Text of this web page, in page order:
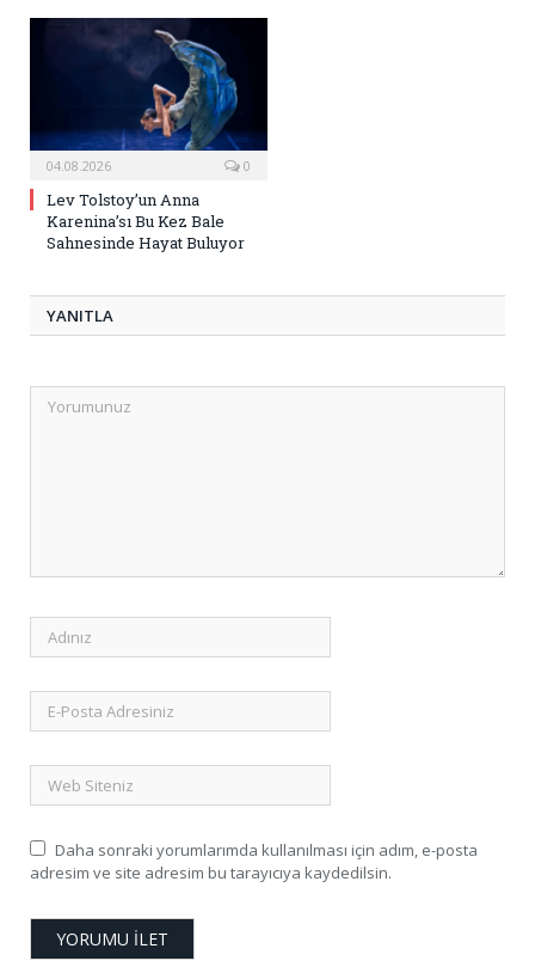
04.08.2026 0
Lev Tolstoy’un Anna
Karenina’sı Bu Kez Bale
Sahnesinde Hayat Buluyor
YANITLA
Daha sonraki yorumlarımda kullanılması için adım, e-posta
adresim ve site adresim bu tarayıcıya kaydedilsin.